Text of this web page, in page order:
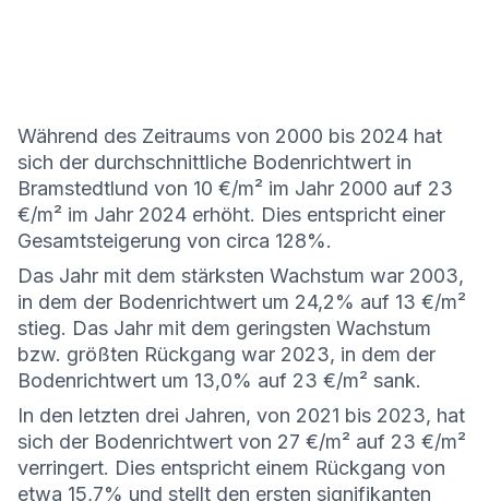
Während des Zeitraums von 2000 bis 2024 hat
sich der durchschnittliche Bodenrichtwert in
Bramstedtlund von 10 €/m² im Jahr 2000 auf 23
€/m² im Jahr 2024 erhöht. Dies entspricht einer
Gesamtsteigerung von circa 128%.
Das Jahr mit dem stärksten Wachstum war 2003,
in dem der Bodenrichtwert um 24,2% auf 13 €/m²
stieg. Das Jahr mit dem geringsten Wachstum
bzw. größten Rückgang war 2023, in dem der
Bodenrichtwert um 13,0% auf 23 €/m² sank.
In den letzten drei Jahren, von 2021 bis 2023, hat
sich der Bodenrichtwert von 27 €/m² auf 23 €/m²
verringert. Dies entspricht einem Rückgang von
etwa 15,7% und stellt den ersten signifikanten